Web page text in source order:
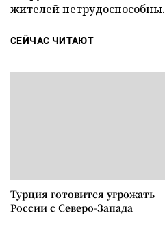
жителей нетрудоспособны.
СЕЙЧАС ЧИТАЮТ
Турция готовится угрожать
России с Северо-Запада